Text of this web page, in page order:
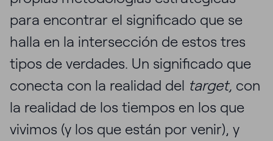
para encontrar el significado que se
halla en la intersección de estos tres
tipos de verdades. Un significado que
conecta con la realidad del target, con
la realidad de los tiempos en los que
vivimos (y los que están por venir), y